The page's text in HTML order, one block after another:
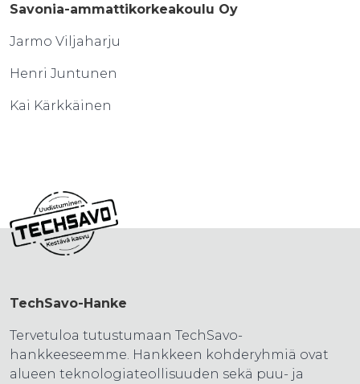
Savonia-ammattikorkeakoulu Oy
Jarmo Viljaharju
Henri Juntunen
Kai Kärkkäinen
TechSavo-Hanke
Tervetuloa tutustumaan TechSavo-
hankkeeseemme. Hankkeen kohderyhmiä ovat
alueen teknologiateollisuuden sekä puu- ja